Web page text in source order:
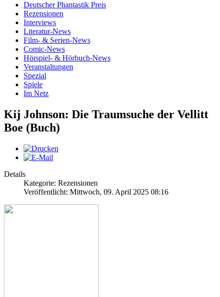
Deutscher Phantastik Preis
Rezensionen
Interviews
Literatur-News
Film- & Serien-News
Comic-News
Hörspiel- & Hörbuch-News
Veranstaltungen
Spezial
Spiele
Im Netz
Kij Johnson: Die Traumsuche der Vellitt
Boe (Buch)
Details
Kategorie: Rezensionen
Veröffentlicht: Mittwoch, 09. April 2025 08:16